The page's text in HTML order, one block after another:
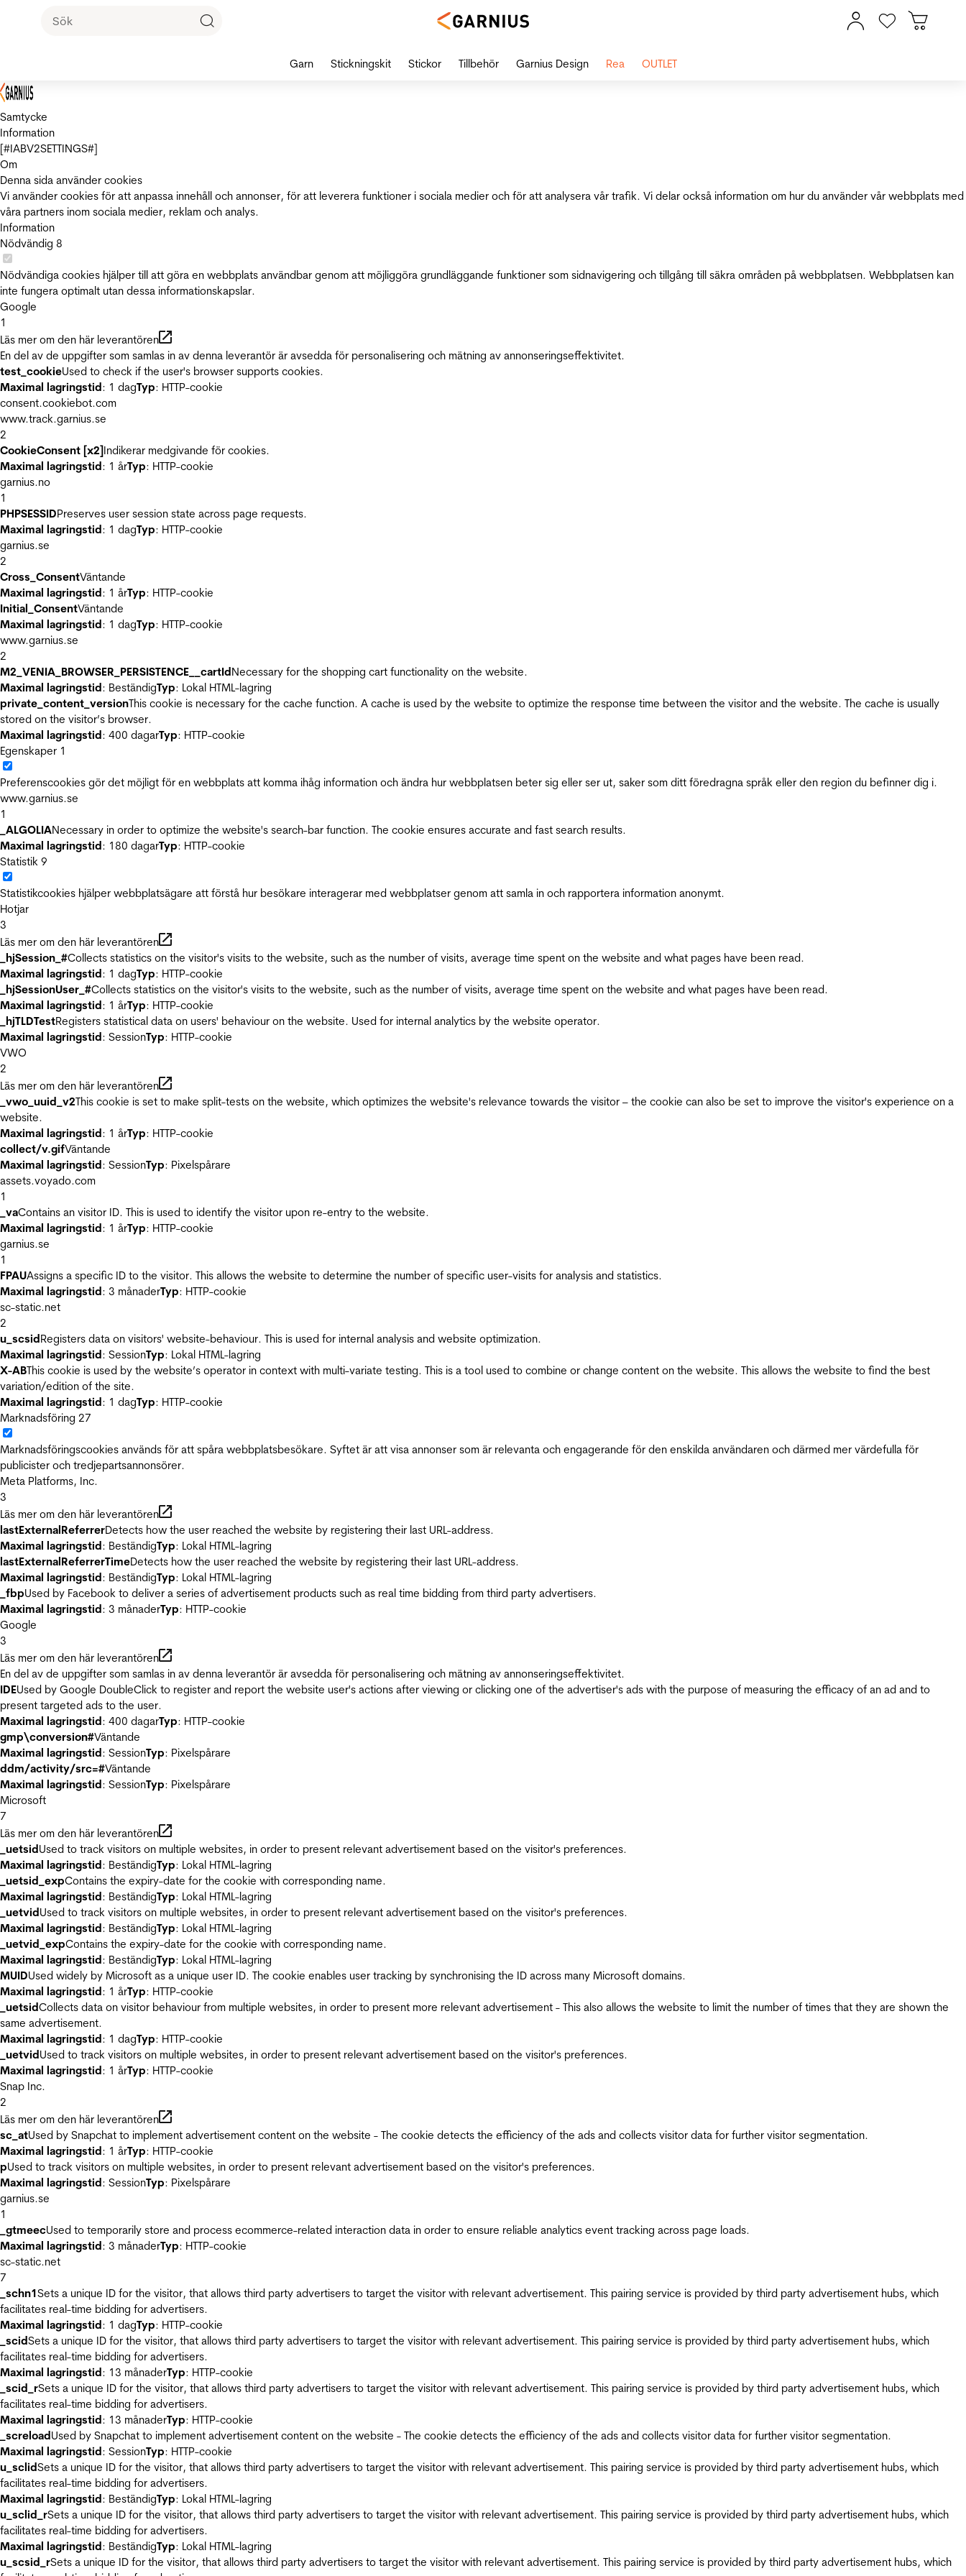
Samtycke
Information
[#IABV2SETTINGS#]
Om
Denna sida använder cookies
Vi använder cookies för att anpassa innehåll och annonser, för att leverera funktioner i sociala medier och för att analysera vår trafik. Vi delar också information om hur du använder vår webbplats med
våra partners inom sociala medier, reklam och analys.
Information
Nödvändig 8
Nödvändiga cookies hjälper till att göra en webbplats användbar genom att möjliggöra grundläggande funktioner som sidnavigering och tillgång till säkra områden på webbplatsen. Webbplatsen kan
inte fungera optimalt utan dessa informationskapslar.
Google
1
Läs mer om den här leverantören
En del av de uppgifter som samlas in av denna leverantör är avsedda för personalisering och mätning av annonseringseffektivitet.
test_cookieUsed to check if the user's browser supports cookies.
Maximal lagringstid: 1 dagTyp: HTTP-cookie
consent.cookiebot.com
www.track.garnius.se
2
CookieConsent [x2]Indikerar medgivande för cookies.
Maximal lagringstid: 1 årTyp: HTTP-cookie
garnius.no
1
PHPSESSIDPreserves user session state across page requests.
Maximal lagringstid: 1 dagTyp: HTTP-cookie
garnius.se
2
Cross_ConsentVäntande
Maximal lagringstid: 1 årTyp: HTTP-cookie
Initial_ConsentVäntande
Maximal lagringstid: 1 dagTyp: HTTP-cookie
www.garnius.se
2
M2_VENIA_BROWSER_PERSISTENCE__cartIdNecessary for the shopping cart functionality on the website.
Maximal lagringstid: BeständigTyp: Lokal HTML-lagring
private_content_versionThis cookie is necessary for the cache function. A cache is used by the website to optimize the response time between the visitor and the website. The cache is usually
stored on the visitor’s browser.
Maximal lagringstid: 400 dagarTyp: HTTP-cookie
Egenskaper 1
Preferenscookies gör det möjligt för en webbplats att komma ihåg information och ändra hur webbplatsen beter sig eller ser ut, saker som ditt föredragna språk eller den region du befinner dig i.
www.garnius.se
1
_ALGOLIANecessary in order to optimize the website's search-bar function. The cookie ensures accurate and fast search results.
Maximal lagringstid: 180 dagarTyp: HTTP-cookie
Statistik 9
Statistikcookies hjälper webbplatsägare att förstå hur besökare interagerar med webbplatser genom att samla in och rapportera information anonymt.
Hotjar
3
Läs mer om den här leverantören
_hjSession_#Collects statistics on the visitor's visits to the website, such as the number of visits, average time spent on the website and what pages have been read.
Maximal lagringstid: 1 dagTyp: HTTP-cookie
_hjSessionUser_#Collects statistics on the visitor's visits to the website, such as the number of visits, average time spent on the website and what pages have been read.
Maximal lagringstid: 1 årTyp: HTTP-cookie
_hjTLDTestRegisters statistical data on users' behaviour on the website. Used for internal analytics by the website operator.
Maximal lagringstid: SessionTyp: HTTP-cookie
VWO
2
Läs mer om den här leverantören
_vwo_uuid_v2This cookie is set to make split-tests on the website, which optimizes the website's relevance towards the visitor – the cookie can also be set to improve the visitor's experience on a
website.
Maximal lagringstid: 1 årTyp: HTTP-cookie
collect/v.gifVäntande
Maximal lagringstid: SessionTyp: Pixelspårare
assets.voyado.com
1
_vaContains an visitor ID. This is used to identify the visitor upon re-entry to the website.
Maximal lagringstid: 1 årTyp: HTTP-cookie
garnius.se
1
FPAUAssigns a specific ID to the visitor. This allows the website to determine the number of specific user-visits for analysis and statistics.
Maximal lagringstid: 3 månaderTyp: HTTP-cookie
sc-static.net
2
u_scsidRegisters data on visitors' website-behaviour. This is used for internal analysis and website optimization.
Maximal lagringstid: SessionTyp: Lokal HTML-lagring
X-ABThis cookie is used by the website’s operator in context with multi-variate testing. This is a tool used to combine or change content on the website. This allows the website to find the best
variation/edition of the site.
Maximal lagringstid: 1 dagTyp: HTTP-cookie
Marknadsföring 27
Marknadsföringscookies används för att spåra webbplatsbesökare. Syftet är att visa annonser som är relevanta och engagerande för den enskilda användaren och därmed mer värdefulla för
publicister och tredjepartsannonsörer.
Meta Platforms, Inc.
3
Läs mer om den här leverantören
lastExternalReferrerDetects how the user reached the website by registering their last URL-address.
Maximal lagringstid: BeständigTyp: Lokal HTML-lagring
lastExternalReferrerTimeDetects how the user reached the website by registering their last URL-address.
Maximal lagringstid: BeständigTyp: Lokal HTML-lagring
_fbpUsed by Facebook to deliver a series of advertisement products such as real time bidding from third party advertisers.
Maximal lagringstid: 3 månaderTyp: HTTP-cookie
Google
3
Läs mer om den här leverantören
En del av de uppgifter som samlas in av denna leverantör är avsedda för personalisering och mätning av annonseringseffektivitet.
IDEUsed by Google DoubleClick to register and report the website user's actions after viewing or clicking one of the advertiser's ads with the purpose of measuring the efficacy of an ad and to
present targeted ads to the user.
Maximal lagringstid: 400 dagarTyp: HTTP-cookie
gmp\conversion#Väntande
Maximal lagringstid: SessionTyp: Pixelspårare
ddm/activity/src=#Väntande
Maximal lagringstid: SessionTyp: Pixelspårare
Microsoft
7
Läs mer om den här leverantören
_uetsidUsed to track visitors on multiple websites, in order to present relevant advertisement based on the visitor's preferences.
Maximal lagringstid: BeständigTyp: Lokal HTML-lagring
_uetsid_expContains the expiry-date for the cookie with corresponding name.
Maximal lagringstid: BeständigTyp: Lokal HTML-lagring
_uetvidUsed to track visitors on multiple websites, in order to present relevant advertisement based on the visitor's preferences.
Maximal lagringstid: BeständigTyp: Lokal HTML-lagring
_uetvid_expContains the expiry-date for the cookie with corresponding name.
Maximal lagringstid: BeständigTyp: Lokal HTML-lagring
MUIDUsed widely by Microsoft as a unique user ID. The cookie enables user tracking by synchronising the ID across many Microsoft domains.
Maximal lagringstid: 1 årTyp: HTTP-cookie
_uetsidCollects data on visitor behaviour from multiple websites, in order to present more relevant advertisement - This also allows the website to limit the number of times that they are shown the
same advertisement.
Maximal lagringstid: 1 dagTyp: HTTP-cookie
_uetvidUsed to track visitors on multiple websites, in order to present relevant advertisement based on the visitor's preferences.
Maximal lagringstid: 1 årTyp: HTTP-cookie
Snap Inc.
2
Läs mer om den här leverantören
sc_atUsed by Snapchat to implement advertisement content on the website - The cookie detects the efficiency of the ads and collects visitor data for further visitor segmentation.
Maximal lagringstid: 1 årTyp: HTTP-cookie
pUsed to track visitors on multiple websites, in order to present relevant advertisement based on the visitor's preferences.
Maximal lagringstid: SessionTyp: Pixelspårare
garnius.se
1
_gtmeecUsed to temporarily store and process ecommerce-related interaction data in order to ensure reliable analytics event tracking across page loads.
Maximal lagringstid: 3 månaderTyp: HTTP-cookie
sc-static.net
7
_schn1Sets a unique ID for the visitor, that allows third party advertisers to target the visitor with relevant advertisement. This pairing service is provided by third party advertisement hubs, which
facilitates real-time bidding for advertisers.
Maximal lagringstid: 1 dagTyp: HTTP-cookie
_scidSets a unique ID for the visitor, that allows third party advertisers to target the visitor with relevant advertisement. This pairing service is provided by third party advertisement hubs, which
facilitates real-time bidding for advertisers.
Maximal lagringstid: 13 månaderTyp: HTTP-cookie
_scid_rSets a unique ID for the visitor, that allows third party advertisers to target the visitor with relevant advertisement. This pairing service is provided by third party advertisement hubs, which
facilitates real-time bidding for advertisers.
Maximal lagringstid: 13 månaderTyp: HTTP-cookie
_screloadUsed by Snapchat to implement advertisement content on the website - The cookie detects the efficiency of the ads and collects visitor data for further visitor segmentation.
Maximal lagringstid: SessionTyp: HTTP-cookie
u_sclidSets a unique ID for the visitor, that allows third party advertisers to target the visitor with relevant advertisement. This pairing service is provided by third party advertisement hubs, which
facilitates real-time bidding for advertisers.
Maximal lagringstid: BeständigTyp: Lokal HTML-lagring
u_sclid_rSets a unique ID for the visitor, that allows third party advertisers to target the visitor with relevant advertisement. This pairing service is provided by third party advertisement hubs, which
facilitates real-time bidding for advertisers.
Maximal lagringstid: BeständigTyp: Lokal HTML-lagring
u_scsid_rSets a unique ID for the visitor, that allows third party advertisers to target the visitor with relevant advertisement. This pairing service is provided by third party advertisement hubs, which
Garn Stickningskit Stickor Tillbehör Garnius Design Rea OUTLET